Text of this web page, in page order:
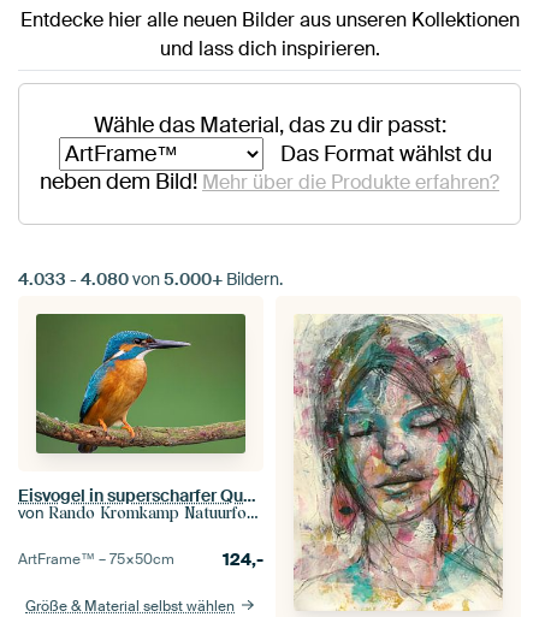
Entdecke hier alle neuen Bilder aus unseren Kollektionen
und lass dich inspirieren.
Wähle das Material, das zu dir passt:
Das Format wählst du
neben dem Bild! Mehr über die Produkte erfahren?
4.033 - 4.080von5.000+ Bildern.
Eisvogel in superscharfer Qualität
von Rando Kromkamp Natuurfotograaf
ArtFrame™ –75×50cm 124,-
Größe & Material selbst wählen